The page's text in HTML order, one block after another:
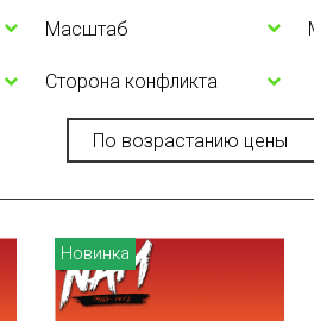
Масштаб
Сторона конфликта
Новинка